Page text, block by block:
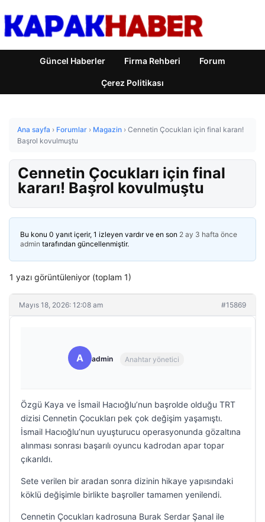
Güncel Haberler Firma Rehberi Forum
Çerez Politikası
Ana sayfa › Forumlar › Magazin › Cennetin Çocukları için final kararı!
Başrol kovulmuştu
Cennetin Çocukları için final
kararı! Başrol kovulmuştu
Bu konu 0 yanıt içerir, 1 izleyen vardır ve en son 2 ay 3 hafta önce
admin tarafından güncellenmiştir.
1 yazı görüntüleniyor (toplam 1)
Mayıs 18, 2026: 12:08 am #15869
A admin Anahtar yönetici
Özgü Kaya ve İsmail Hacıoğlu’nun başrolde olduğu TRT
dizisi Cennetin Çocukları pek çok değişim yaşamıştı.
İsmail Hacıoğlu’nun uyuşturucu operasyonunda gözaltına
alınması sonrası başarılı oyuncu kadrodan apar topar
çıkarıldı.
Sete verilen bir aradan sonra dizinin hikaye yapısındaki
köklü değişimle birlikte başroller tamamen yenilendi.
Cennetin Çocukları kadrosuna Burak Serdar Şanal ile